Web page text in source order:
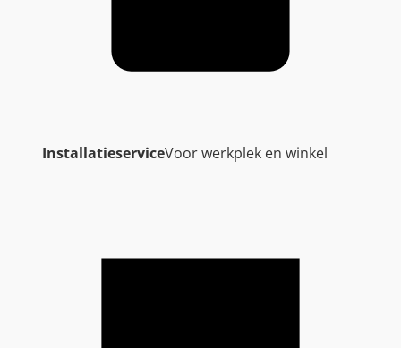
InstallatieserviceVoor werkplek en winkel